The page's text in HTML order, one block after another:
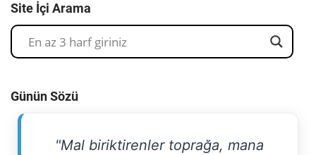
Site İçi Arama
Günün Sözü
"Mal biriktirenler toprağa, mana